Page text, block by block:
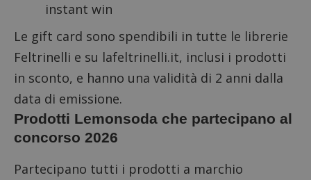
instant win
Le gift card sono spendibili in tutte le librerie
Feltrinelli e su lafeltrinelli.it, inclusi i prodotti
in sconto, e hanno una validità di 2 anni dalla
data di emissione.
Prodotti Lemonsoda che partecipano al
concorso 2026
Partecipano tutti i prodotti a marchio